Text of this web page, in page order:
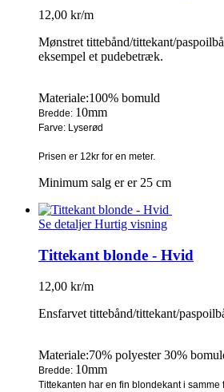
12,00 kr/m
Mønstret tittebånd/tittekant/
eksempel et pudebetræk.
Materiale:100% bomuld
Bredde: 10mm
Farve: Lyserød
Prisen er 12kr for en meter.
Minimum salg er er 25 cm
Se detaljerHurtig visning
Tittekant blonde - Hvid
12,00 kr/m
Ensfarvet tittebånd/tittekant/
Materiale:70% polyester 30%
Bredde: 10mm
Tittekanten har en fin blondekant i samme